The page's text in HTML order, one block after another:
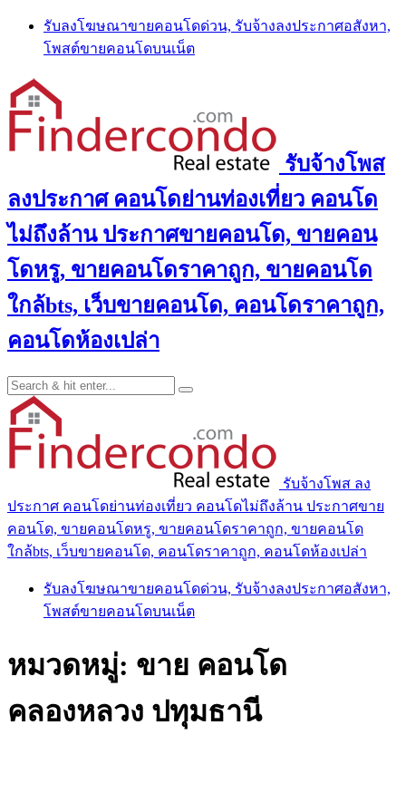
Skip
content
รับลงโฆษณาขายคอนโดด่วน, รับจ้างลงประกาศอสังหา,
โพสต์ขายคอนโดบนเน็ต
รับจ้างโพส
ลงประกาศ คอนโดย่านท่องเที่ยว คอนโด
ไม่ถึงล้าน ประกาศขายคอนโด, ขายคอน
โดหรู, ขายคอนโดราคาถูก, ขายคอนโด
ใกล้bts, เว็บขายคอนโด, คอนโดราคาถูก,
คอนโดห้องเปล่า
รับจ้างโพส ลง
ประกาศ คอนโดย่านท่องเที่ยว คอนโดไม่ถึงล้าน ประกาศขาย
คอนโด, ขายคอนโดหรู, ขายคอนโดราคาถูก, ขายคอนโด
ใกล้bts, เว็บขายคอนโด, คอนโดราคาถูก, คอนโดห้องเปล่า
รับลงโฆษณาขายคอนโดด่วน, รับจ้างลงประกาศอสังหา,
โพสต์ขายคอนโดบนเน็ต
หมวดหมู่: ขาย คอนโด
คลองหลวง ปทุมธานี